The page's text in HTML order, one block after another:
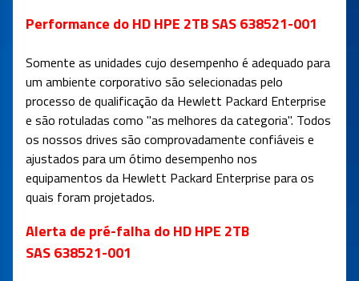
Performance do HD HPE 2TB SAS 638521-001
Somente as unidades cujo desempenho é adequado para
um ambiente corporativo são selecionadas pelo
processo de qualificação da Hewlett Packard Enterprise
e são rotuladas como "as melhores da categoria". Todos
os nossos drives são comprovadamente confiáveis e
ajustados para um ótimo desempenho nos
equipamentos da Hewlett Packard Enterprise para os
quais foram projetados.
Alerta de pré-falha do HD HPE 2TB
SAS 638521-001